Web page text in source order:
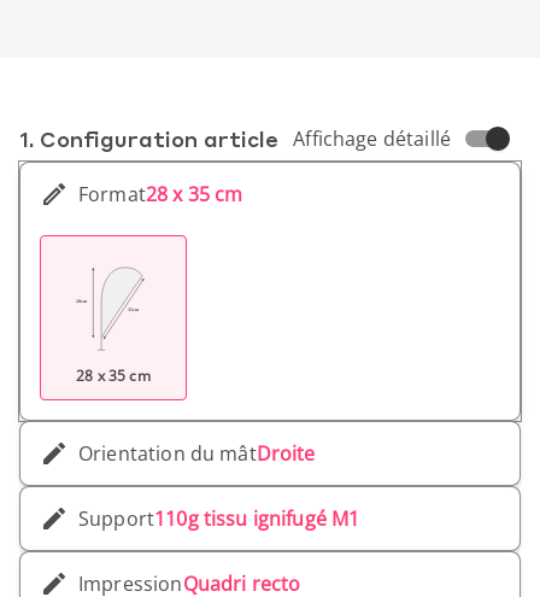
1. Conf­iguration article Affichage détaillé
Format28 x 35 cm
28 x 35 cm
Orientation du mâtDroite
Support110g tissu ignifugé M1
ImpressionQuadri recto